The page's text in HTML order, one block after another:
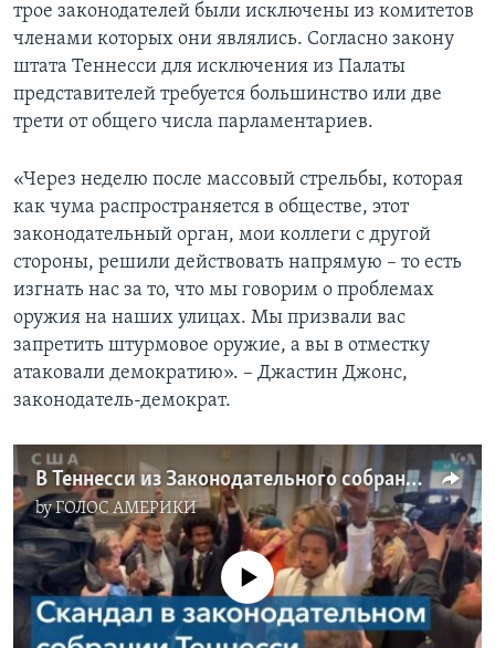
трое законодателей были исключены из комитетов
членами которых они являлись. Согласно закону
штата Теннесси для исключения из Палаты
представителей требуется большинство или две
трети от общего числа парламентариев.
«Через неделю после массовый стрельбы, которая
как чума распространяется в обществе, этот
законодательный орган, мои коллеги с другой
стороны, решили действовать напрямую – то есть
изгнать нас за то, что мы говорим о проблемах
оружия на наших улицах. Мы призвали вас
запретить штурмовое оружие, а вы в отместку
атаковали демократию». – Джастин Джонс,
законодатель-демократ.
В Теннесси из Законодательного собрания штата выгнали двух депутатов
byГОЛОС АМЕРИКИ
No media source currently available